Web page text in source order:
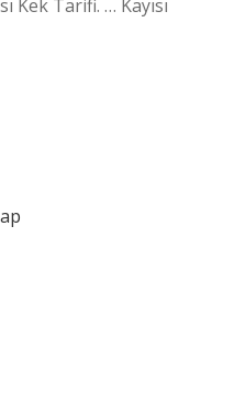
Kek Tarifi. … Kayısı